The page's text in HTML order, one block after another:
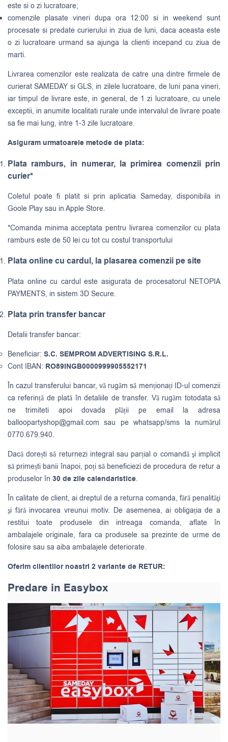
este si o zi lucratoare;
comenzile plasate vineri dupa ora 12:00 si in weekend sunt
procesate si predate curierului in ziua de luni, daca aceasta este
o zi lucratoare urmand sa ajunga la clienti incepand cu ziua de
marti.
Livrarea comenzilor este realizata de catre una dintre firmele de
curieratSAMEDAY si GLS, in zilele lucratoare, de luni pana vineri,
iar timpul de livrare este, in general, de 1 zi lucratoare, cu unele
exceptii, in anumite localitati rurale unde intervalul de livrare poate
sa fie mai lung, intre 1-3 zile lucratoare.
Asiguram urmatoarele metode de plata:
Plata ramburs, in numerar, la primirea comenzii prin
curier*
Coletul poate fi platit si prin aplicatia Sameday, disponibila in
Goole Play sau in Apple Store.
*Comanda minima acceptata pentru livrarea comenzilor cu plata
ramburs este de 50 lei cu tot cu costul transportului
Plata online cu cardul, la plasarea comenzii pe site
Plata online cu cardul este asigurata de procesatorul NETOPIA
PAYMENTS, in sistem 3D Secure.
Plata prin transfer bancar
Detalii transfer bancar:
Beneficiar: S.C. SEMPROM ADVERTISING S.R.L.
Cont IBAN: RO89INGB0000999905552171
În cazul transferului bancar, vă rugăm să menționați ID-ul comenzii
ca referință de plată în detaliile de transfer. Vă rugăm totodata să
ne trimiteti apoi dovada plății pe email la adresa
balloopartyshop@gmail.com sau pe whatsapp/sms la numărul
0770.679.940.
Dacă dorești să returnezi integral sau parțial o comandă şi implicit
să primești banii înapoi, poți să beneficiezi de procedura de retur a
produselor în 30 de zile calendaristice.
În calitate de client, ai dreptul de a returna comanda, fără penalităţi
şi fără invocarea vreunui motiv. De asemenea, ai obligația de a
restitui toate produsele din intreaga comanda, aflate în
ambalajele originale, fara ca produsele sa prezinte de urme de
folosire sau sa aiba ambalajele deteriorate.
Oferim clientilor noastri 2 variante de RETUR:
Predare in Easybox